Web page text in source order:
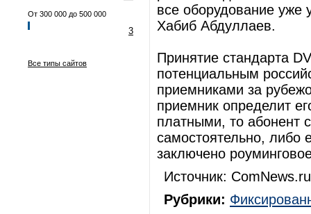
От 300 000 до 500 000
3
Все типы сайтов
все оборудование уже
Хабиб Абдуллаев.
Принятие стандарта
потенциальным
приемниками за
приемник определит
платными, то абонент
самостоятельно, либо
заключено
Источник:
Рубрики: